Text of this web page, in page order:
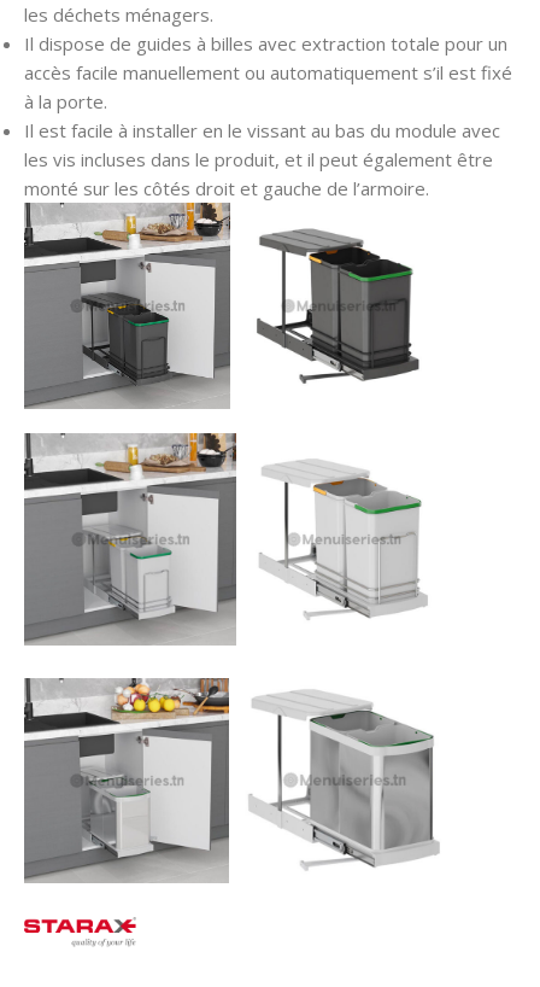
les déchets ménagers.
Il dispose de guides à billes avec extraction totale pour un
accès facile manuellement ou automatiquement s’il est fixé
à la porte.
Il est facile à installer en le vissant au bas du module avec
les vis incluses dans le produit, et il peut également être
monté sur les côtés droit et gauche de l’armoire.